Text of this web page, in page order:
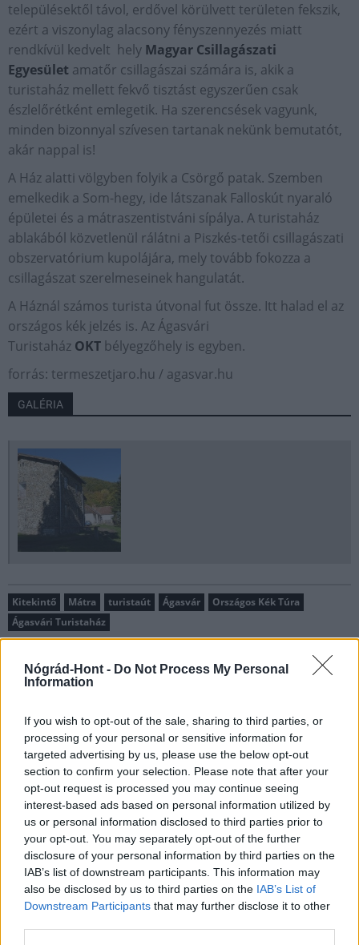
Nógrád-Hont - Do Not Process My Personal
Information
If you wish to opt-out of the sale, sharing to third parties, or
processing of your personal or sensitive information for
targeted advertising by us, please use the below opt-out
section to confirm your selection. Please note that after your
opt-out request is processed you may continue seeing
interest-based ads based on personal information utilized by
us or personal information disclosed to third parties prior to
your opt-out. You may separately opt-out of the further
disclosure of your personal information by third parties on the
IAB’s list of downstream participants. This information may
also be disclosed by us to third parties on the IAB’s List of
Downstream Participants that may further disclose it to other
településektől távol, erdővel körülvett területen fekszik,
ezért a viszonylag alacsony fényszennyezés miatt
rendkívül kedvelt hely Magyar Csillagászati
Egyesület amatőr csillagászai számára is, akik a
turistaház mellett fekvő tisztást egyszerűen csak
észlelőrétként emlegetik. Ha szerencsések vagyunk,
minden bizonnyal szívesen tartanak nekünk bemutatót,
akár nappal is!
A Ház alatti völgyben folyik a Csörgő patak. Szemben
emelkedik a Som-hegy, ide látszanak Falloskút nyaraló
épületei és a mátraszentistváni sípálya. A turistaház
ablakából közvetlenül rálátni a Piszkés-tetői csillagászati
obszervatórium kupolájára, mely tovább fokozza a
csillagászat szerelmeseinek hangulatát.
A Háznál számos turista útvonal fut össze. Itt halad el az
országos kék jelzés is. Az Ágasvári
Turistaház OKT bélyegzőhely is egyben.
forrás: termeszetjaro.hu / agasvar.hu
GALÉRIA
Kitekintő Mátra turistaút Ágasvár
Országos Kék Túra
Ágasvári Turistaház
AJÁNLJUK MÉG
Helyi hírek
Így változnak meg a buszmenetrendek a Mátra
térségében